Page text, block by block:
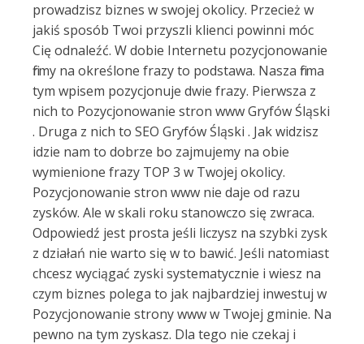
prowadzisz biznes w swojej okolicy. Przecież w
jakiś sposób Twoi przyszli klienci powinni móc
Cię odnaleźć. W dobie Internetu pozycjonowanie
firmy na określone frazy to podstawa. Nasza firma
tym wpisem pozycjonuje dwie frazy. Pierwsza z
nich to Pozycjonowanie stron www Gryfów Śląski
. Druga z nich to SEO Gryfów Śląski . Jak widzisz
idzie nam to dobrze bo zajmujemy na obie
wymienione frazy TOP 3 w Twojej okolicy.
Pozycjonowanie stron www nie daje od razu
zysków. Ale w skali roku stanowczo się zwraca.
Odpowiedź jest prosta jeśli liczysz na szybki zysk
z działań nie warto się w to bawić. Jeśli natomiast
chcesz wyciągać zyski systematycznie i wiesz na
czym biznes polega to jak najbardziej inwestuj w
Pozycjonowanie strony www w Twojej gminie. Na
pewno na tym zyskasz. Dla tego nie czekaj i